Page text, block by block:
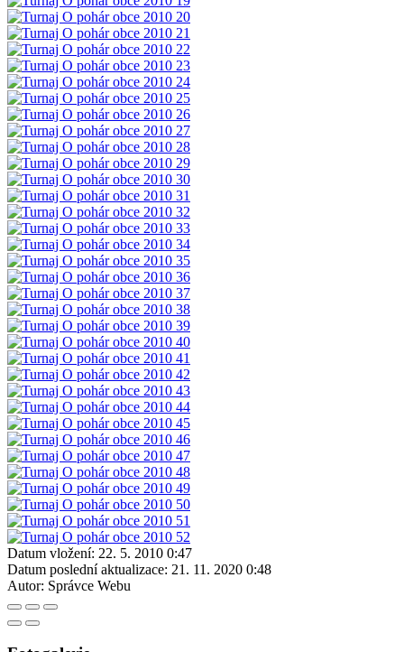
Datum vložení: 22. 5. 2010 0:47
Datum poslední aktualizace: 21. 11. 2020 0:48
Autor: Správce Webu